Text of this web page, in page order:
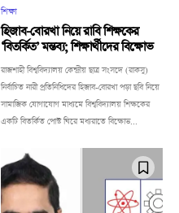
শিক্ষা
হিজাব-বোরখা নিয়ে রাবি শিক্ষকের
‘বিতর্কিত’ মন্তব্য; শিক্ষার্থীদের বিক্ষোভ
রাজশাহী বিশ্ববিদ্যালয় কেন্দ্রীয় ছাত্র সংসদে (রাকসু)
নির্বাচিত নারী প্রতিনিধিদের হিজাব-বোরখা পড়া ছবি নিয়ে
সামাজিক যোগাযোগ মাধ্যমে বিশ্ববিদ্যালয় শিক্ষকের
একটি বিতর্কিত পোস্ট ঘিরে মধ্যরাতে বিক্ষোভ...